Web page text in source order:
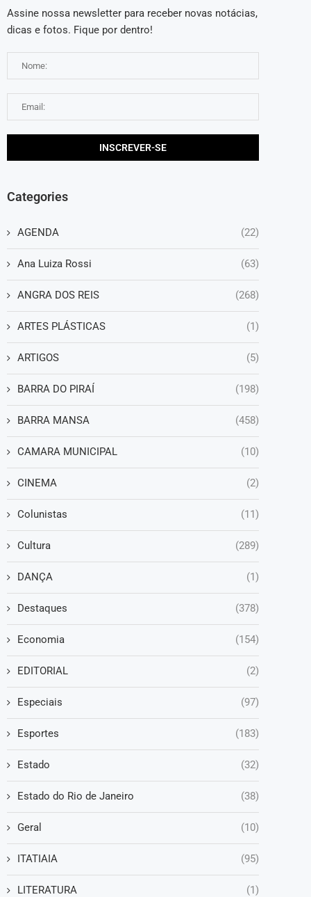
Assine nossa newsletter para receber novas notácias,
dicas e fotos. Fique por dentro!
Categories
AGENDA (22)
Ana Luiza Rossi (63)
ANGRA DOS REIS (268)
ARTES PLÁSTICAS (1)
ARTIGOS (5)
BARRA DO PIRAÍ (198)
BARRA MANSA (458)
CAMARA MUNICIPAL (10)
CINEMA (2)
Colunistas (11)
Cultura (289)
DANÇA (1)
Destaques (378)
Economia (154)
EDITORIAL (2)
Especiais (97)
Esportes (183)
Estado (32)
Estado do Rio de Janeiro (38)
Geral (10)
ITATIAIA (95)
LITERATURA (1)